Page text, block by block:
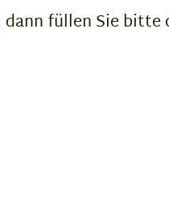
füllen Sie bitte